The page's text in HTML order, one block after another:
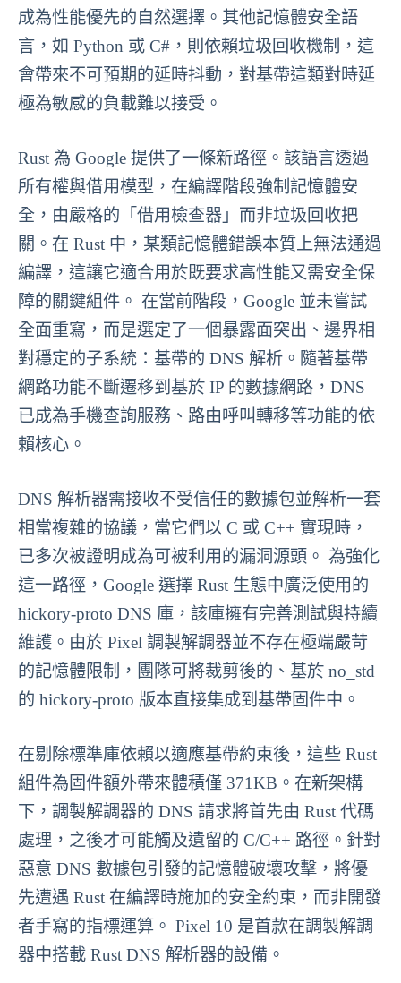
成為性能優先的自然選擇。其他記憶體安全語
言，如 Python 或 C#，則依賴垃圾回收機制，這
會帶來不可預期的延時抖動，對基帶這類對時延
極為敏感的負載難以接受。
Rust 為 Google 提供了一條新路徑。該語言透過
所有權與借用模型，在編譯階段強制記憶體安
全，由嚴格的「借用檢查器」而非垃圾回收把
關。在 Rust 中，某類記憶體錯誤本質上無法通過
編譯，這讓它適合用於既要求高性能又需安全保
障的關鍵組件。 在當前階段，Google 並未嘗試
全面重寫，而是選定了一個暴露面突出、邊界相
對穩定的子系統：基帶的 DNS 解析。隨著基帶
網路功能不斷遷移到基於 IP 的數據網路，DNS
已成為手機查詢服務、路由呼叫轉移等功能的依
賴核心。
DNS 解析器需接收不受信任的數據包並解析一套
相當複雜的協議，當它們以 C 或 C++ 實現時，
已多次被證明成為可被利用的漏洞源頭。 為強化
這一路徑，Google 選擇 Rust 生態中廣泛使用的
hickory-proto DNS 庫，該庫擁有完善測試與持續
維護。由於 Pixel 調製解調器並不存在極端嚴苛
的記憶體限制，團隊可將裁剪後的、基於 no_std
的 hickory-proto 版本直接集成到基帶固件中。
在剔除標準庫依賴以適應基帶約束後，這些 Rust
組件為固件額外帶來體積僅 371KB。在新架構
下，調製解調器的 DNS 請求將首先由 Rust 代碼
處理，之後才可能觸及遺留的 C/C++ 路徑。針對
惡意 DNS 數據包引發的記憶體破壞攻擊，將優
先遭遇 Rust 在編譯時施加的安全約束，而非開發
者手寫的指標運算。 Pixel 10 是首款在調製解調
器中搭載 Rust DNS 解析器的設備。